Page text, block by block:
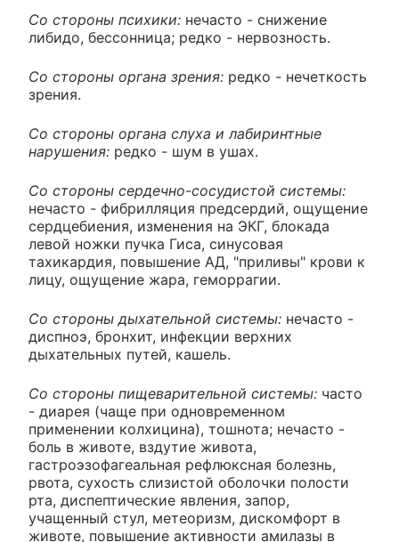
Со стороны психики: нечасто - снижение
либидо, бессонница; редко - нервозность.
Со стороны органа зрения: редко - нечеткость
зрения.
Со стороны органа слуха и лабиринтные
нарушения: редко - шум в ушах.
Со стороны сердечно-сосудистой системы:
нечасто - фибрилляция предсердий, ощущение
сердцебиения, изменения на ЭКГ, блокада
левой ножки пучка Гиса, синусовая
тахикардия, повышение АД, "приливы" крови к
лицу, ощущение жара, геморрагии.
Со стороны дыхательной системы: нечасто -
диспноэ, бронхит, инфекции верхних
дыхательных путей, кашель.
Со стороны пищеварительной системы: часто
- диарея (чаще при одновременном
применении колхицина), тошнота; нечасто -
боль в животе, вздутие живота,
гастроэзофагеальная рефлюксная болезнь,
рвота, сухость слизистой оболочки полости
рта, диспептические явления, запор,
учащенный стул, метеоризм, дискомфорт в
животе, повышение активности амилазы в